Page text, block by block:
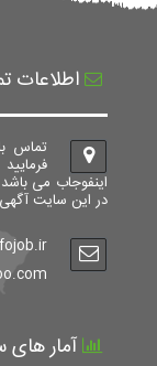
اطلاعات
تماس
اینفوجاب می
در این سایت آگهی
آمار